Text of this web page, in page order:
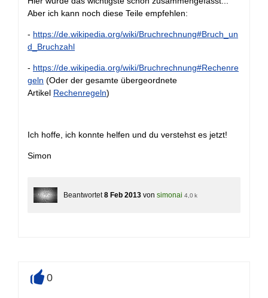
Aber ich kann noch diese Teile empfehlen:
- https://de.wikipedia.org/wiki/Bruchrechnung#Bruch_un
d_Bruchzahl
- https://de.wikipedia.org/wiki/Bruchrechnung#Rechenre
geln (Oder der gesamte übergeordnete
Artikel Rechenregeln)
Ich hoffe, ich konnte helfen und du verstehst es jetzt!
Simon
Beantwortet 8 Feb 2013 von simonai 4,0 k
0